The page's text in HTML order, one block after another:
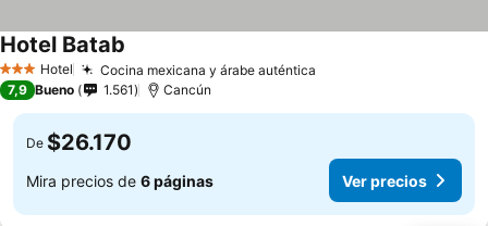
3 Estrellas
Hotel Cocina mexicana y árabe auténtica
Hotel Batab
7,9 Bueno 1.561 Cancún
De $26.170
Mira precios de 6 páginas Ver precios